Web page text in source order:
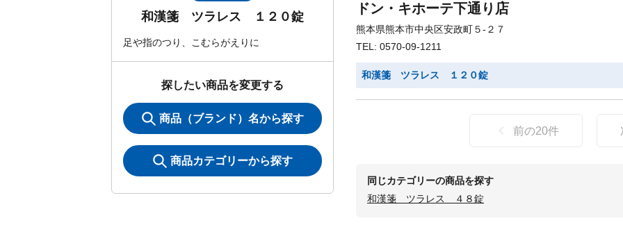
和漢箋 ツラレス １２０錠
足や指のつり、こむらがえりに
探したい商品を変更する
商品（ブランド）名から探す
商品カテゴリーから探す
ドン・キホーテ下通り店
熊本県熊本市中央区安政町５-２７
TEL: 0570-09-1211
和漢箋 ツラレス １２０錠
前の20件
同じカテゴリーの商品を探す
和漢箋 ツラレス ４８錠